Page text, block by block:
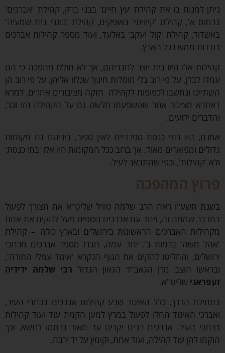
למנות בו את קהילת 'עץ חיים' בבני ברק, קהילת 'אברכים'
א', קהילת 'קיוויתי' באופקים, קהילת 'בוגרי בית שמעיה'
קהילת 'קול יעקב' באלעד, ועוד מספר קהילות אברכים
ממש בכל הארץ.
אלו היוו בית יוצר לחבריהם, אך לא חוללו מהפכה כי הם
לבדן, על פי רוב בלי מוסדות חינוך שנלוו אליהן, על פי רוב הן
ונחשבו לכפופות לקהילה חזקה מציבורים אחרים, למרא
מציבור אחר שהשפעתו חלשה גם על הקהילה הזו וכו',
ידועים.
היו בתי כנסת ספרדיים לאין ספור, ביניהם גם מקומות
ומפוארים מאוד, אך ברוב ככל המקומות היו אלו 'בתי כנסת'
'קהילות', וכפי שהתבאר לעיל.
תשע"ו ראה הרב שלמה טוויל שליט"א את הצורך לפעול
שממה זה, ויחד עם אברכים נוספים פעל להקים את אחת
האברכים הראשונות בירושלים ובארץ כולה – קהילת
משה' ברמות ב'. יחד עמה, חברו מספר אברכים מרחבי
והחליטו להקים את הגוף הנקרא 'איגוד עמלי התורה',
הוצב מרן הגאב"ד הגאון הגדולרבישלמה ידידיה
שליט"א.
הדרך, כלל האיגוד שבע קהילות אברכים ברחבי העיר,
האיגוד החלו לפעול במרץ למען הקמת עוד ועוד קהילות
העיר. אברכים רבים יקרים עד מאוד נרתמו לנושא, וכך
להן עוד קהילה, ועוד אחת, וקומץ על יד ירבה.